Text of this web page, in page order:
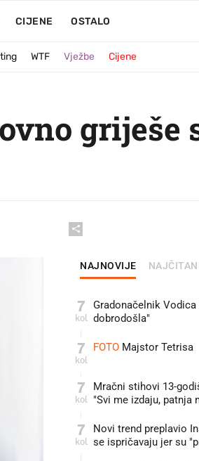
CIJENE OSTALO
WTF Vježbe Cijene
griješe
NAJNOVIJE
7
kol
Gradonačelnik
dobrodošla"
7
kol
FOTO Majstor Tetrisa
7
kol
Mračni stihovi 13-
"Svi me izdaju, patnja
7
kol
Novi trend preplavio
se ispričavaju jer su